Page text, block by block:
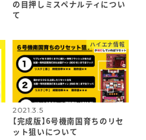
の目押しミスペナルティについ
て
ハイエナ情報
2021.3.5
【完成版】6号機南国育ちのリセ
ット狙いについて